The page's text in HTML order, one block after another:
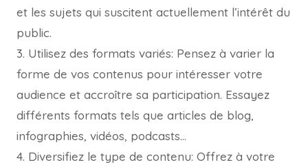
et les sujets qui suscitent actuellement l’intérêt du
public.
3. Utilisez des formats variés: Pensez à varier la
forme de vos contenus pour intéresser votre
audience et accroître sa participation. Essayez
différents formats tels que articles de blog,
infographies, vidéos, podcasts…
4. Diversifiez le type de contenu: Offrez à votre